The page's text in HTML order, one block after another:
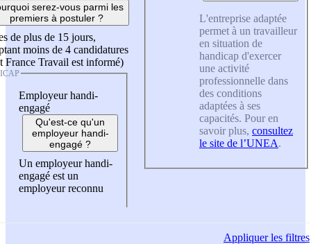
serez-vous parmi les
premiers à postuler ?
de plus de 15 jours,
moins de 4 candidatures
France Travail est informé)
Employeur handi-
engagé
Qu'est-ce qu'un
employeur handi-
engagé ?
Un employeur handi-
engagé est un
employeur reconnu
L'entreprise adaptée
permet à un travailleur
en situation de
handicap d'exercer
une activité
professionnelle dans
des conditions
adaptées à ses
capacités. Pour en
savoir plus, consultez
le site de l’UNEA.
Appliquerles filtres